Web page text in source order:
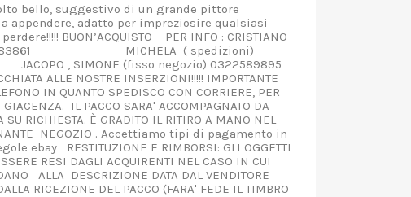
bello, suggestivo di un grande pittore
appendere, adatto per impreziosire qualsiasi
BUON’ACQUISTO PER INFO : CRISTIANO
MICHELA ( spedizioni)
, SIMONE (fisso negozio) 0322589895
ALLE NOSTRE INSERZIONI!!!!! IMPORTANTE
IN QUANTO SPEDISCO CON CORRIERE, PER
GIACENZA. IL PACCO SARA' ACCOMPAGNATO DA
SU RICHIESTA. È GRADITO IL RITIRO A MANO NEL
NEGOZIO . Accettiamo tipi di pagamento in
ebay RESTITUZIONE E RIMBORSI: GLI OGGETTI
RESI DAGLI ACQUIRENTI NEL CASO IN CUI
ALLA DESCRIZIONE DATA DAL VENDITORE
RICEZIONE DEL PACCO (FARA' FEDE IL TIMBRO